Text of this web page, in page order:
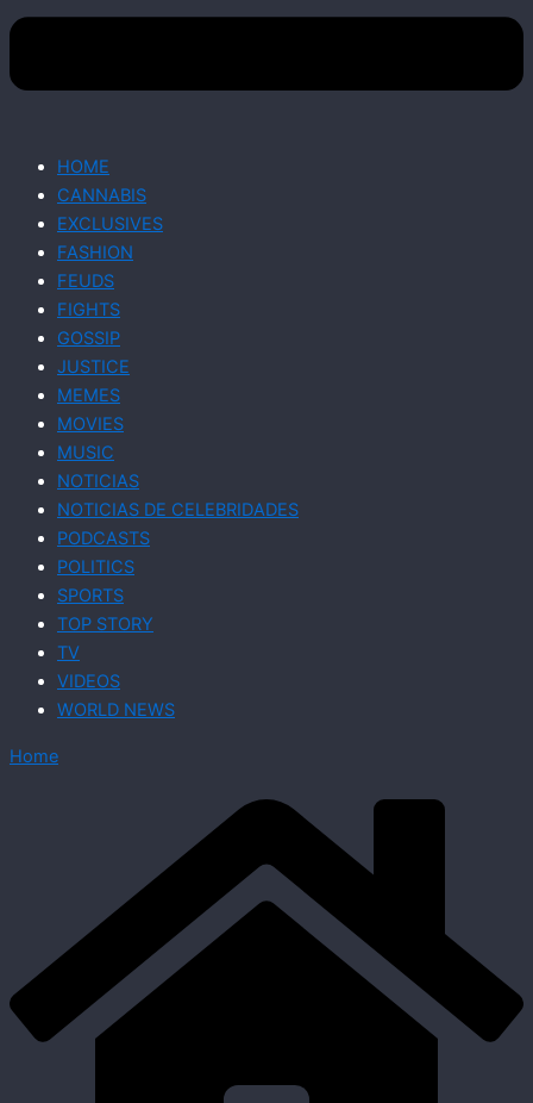
HOME
CANNABIS
EXCLUSIVES
FASHION
FEUDS
FIGHTS
GOSSIP
JUSTICE
MEMES
MOVIES
MUSIC
NOTICIAS
NOTICIAS DE CELEBRIDADES
PODCASTS
POLITICS
SPORTS
TOP STORY
TV
VIDEOS
WORLD NEWS
Home